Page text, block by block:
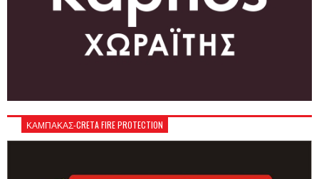
ΚΑΜΠΑΚΑΣ-CRETA FIRE PROTECTION